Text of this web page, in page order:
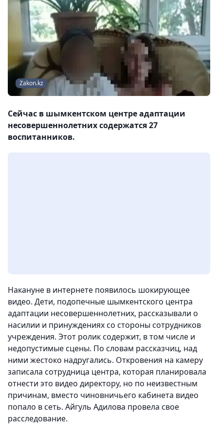
Zakon.kz
Сейчас в шымкентском центре адаптации
несовершеннолетних содержатся 27
воспитанников.
Накануне в интернете появилось шокирующее
видео. Дети, подопечные шымкентского центра
адаптации несовершеннолетних, рассказывали о
насилии и принуждениях со стороны сотрудников
учреждения. Этот ролик содержит, в том числе и
недопустимые сцены. По словам рассказчиц, над
ними жестоко надругались. Откровения на камеру
записала сотрудница центра, которая планировала
отнести это видео директору, но по неизвестным
причинам, вместо чиновничьего кабинета видео
попало в сеть. Айгуль Адилова провела свое
расследование.